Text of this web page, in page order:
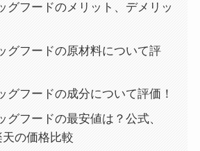
グフードのメリット、デメリッ
グフードの原材料について評
グフードの成分について評価！
グフードの最安値は？公式、
の価格比較